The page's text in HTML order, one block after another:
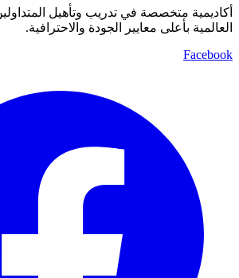
أكاديمية متخصصة في تدريب وتأهيل
العالمية بأعلى معايير الجودة والاحترافية.
Facebook